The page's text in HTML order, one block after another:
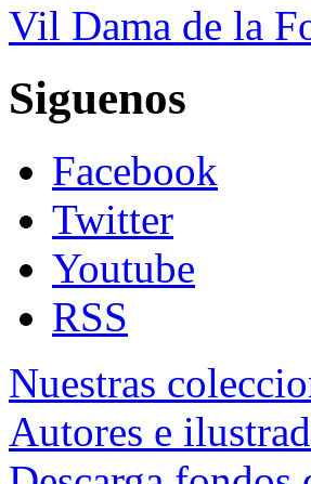
Vil Dama de la
Siguenos
Facebook
Twitter
Youtube
RSS
Nuestras
Autores e